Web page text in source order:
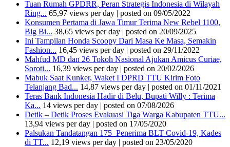
Tuan Rumah GPDRR, Peran Strategis Indonesia di Wilayah
Ring... 65,97 views per day | posted on 09/05/2022
Konsumen Pertama di Jawa Timur Terima New Rebel 1100,
Big Bi... 38,65 views per day | posted on 20/09/2025
Ini Tampilan Honda Scoopy Dari Masa Ke Masa, Semakin
Fashion... 16,45 views per day | posted on 29/11/2022
Mahfud MD dan 26 Tokoh Nasional Ajukan Amicus Curiae,
Soroti... 16,39 views per day | posted on 20/02/2026
Mabuk Saat Kunker, Waket I DPRD TTU Kirim Foto
Telanjang Bad... 14,87 views per day | posted on 01/11/2021
Teras Bank Indonesia Hadir di Belu, Bupati Willy : Terima
Ka... 14 views per day | posted on 07/08/2026
Detik – Detik Proses Evakuasi Tiga Warga Kabupaten TTU...
13,94 views per day | posted on 17/05/2020
Palsukan Tandatangan 175 Penerima BLT Covid-19, Kades
di TT... 12,19 views per day | posted on 23/05/2020